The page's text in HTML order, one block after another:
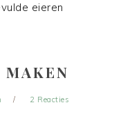
eieren
MAKEN
2 Reacties